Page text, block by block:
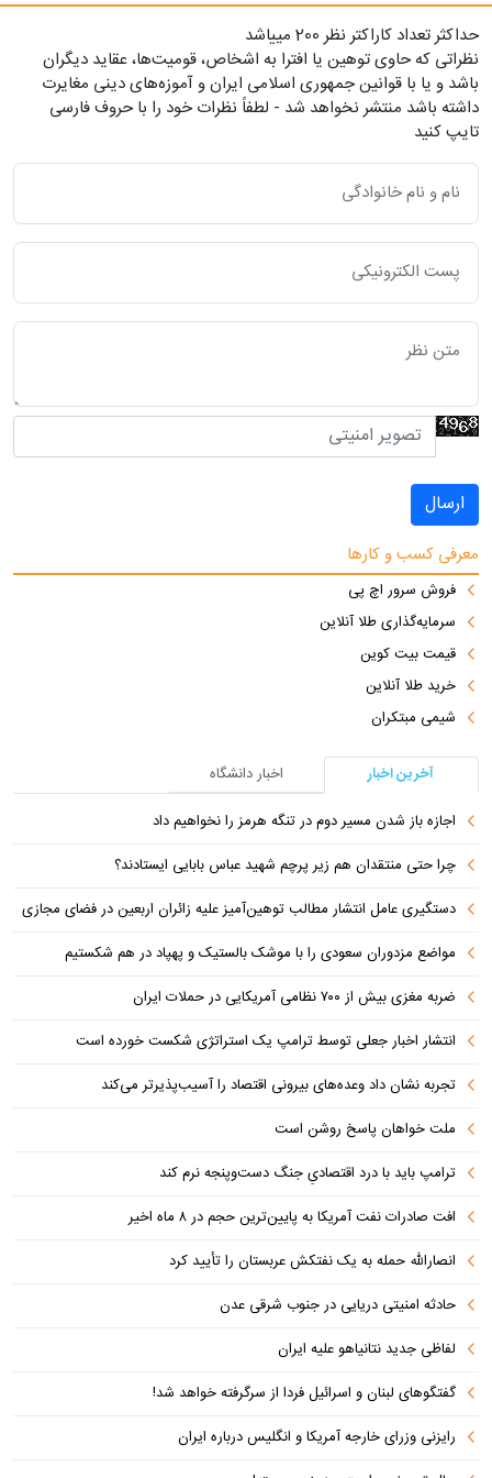
حداکثر تعداد کاراکتر نظر 200 ميياشد
نظراتی که حاوی توهین یا افترا به اشخاص، قومیت‌ها، عقاید دیگران
باشد و یا با قوانین جمهوری اسلامی ایران و آموزه‌های دینی مغایرت
داشته باشد منتشر نخواهد شد - لطفاً نظرات خود را با حروف فارسی
تایپ کنید
ارسال
معرفی کسب و کارها
فروش سرور اچ پی
سرمایه‌گذاری طلا آنلاین
قیمت بیت کوین
خرید طلا آنلاین
شیمی مبتکران
آخرین اخبار
اخبار دانشگاه
اجازه باز شدن مسیر دوم در تنگه هرمز را نخواهیم داد
چرا حتی منتقدان هم زیر پرچم شهید عباس بابایی ایستادند؟
دستگیری عامل انتشار مطالب توهین‌آمیز علیه زائران اربعین در فضای مجازی
مواضع مزدوران سعودی را با موشک بالستیک و پهپاد در هم شکستیم
ضربه مغزی بیش از ۷۰۰ نظامی آمریکایی در حملات ایران
انتشار اخبار جعلی توسط ترامپ یک استراتژی شکست خورده است
تجربه نشان داد وعده‌های بیرونی اقتصاد را آسیب‌پذیرتر می‌کند
ملت خواهان پاسخ روشن است
ترامپ باید با درد اقتصادیِ جنگ دست‌و‌پنجه نرم کند
افت صادرات نفت آمریکا به پایین‌ترین حجم در ۸ ماه اخیر
انصارالله حمله به یک نفتکش عربستان را تأیید کرد
حادثه امنیتی دریایی در جنوب شرقی عدن
لفاظی جدید نتانیاهو علیه ایران
گفتگوهای لبنان و اسرائیل فردا از سرگرفته خواهد شد!
رایزنی وزرای خارجه آمریکا و انگلیس درباره ایران